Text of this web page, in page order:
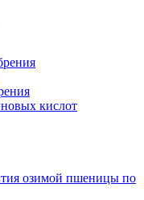
кислот
озимой пшеницы по